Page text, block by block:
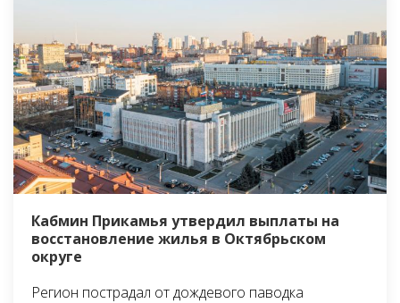
Кабмин Прикамья утвердил выплаты на
восстановление жилья в Октябрьском
округе
Регион пострадал от дождевого паводка